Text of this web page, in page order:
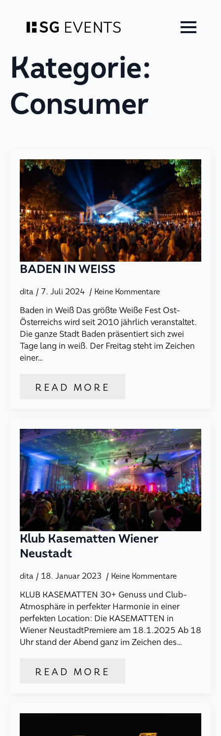
springen
Kategorie:
Consumer
BADEN IN WEISS
dita 7. Juli 2024 Keine Kommentare
Baden in Weiß Das größte Weiße Fest Ost-
Österreichs wird seit 2010 jährlich veranstaltet.
Die ganze Stadt Baden präsentiert sich zwei
Tage lang in weiß. Der Freitag steht im Zeichen
einer…
READ MORE
Klub Kasematten Wiener
Neustadt
dita 18. Januar 2023 Keine Kommentare
KLUB KASEMATTEN 30+ Genuss und Club-
Atmosphäre in perfekter Harmonie in einer
perfekten Location: Die KASEMATTEN in
Wiener NeustadtPremiere am 18.1.2025 Ab 18
Uhr stand der Abend ganz im Zeichen des…
READ MORE